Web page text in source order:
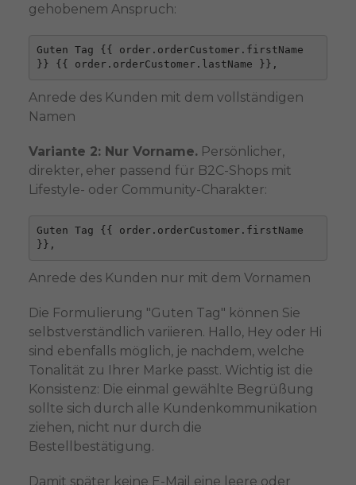
gehobenem Anspruch:
Guten Tag {{ order.orderCustomer.firstName
}} {{ order.orderCustomer.lastName }},
Anrede des Kunden mit dem vollständigen
Namen
Variante 2: Nur Vorname.Persönlicher,
direkter, eher passend für B2C-Shops mit
Lifestyle- oder Community-Charakter:
Guten Tag {{ order.orderCustomer.firstName
}},
Anrede des Kunden nur mit dem Vornamen
Die Formulierung "Guten Tag" können Sie
selbstverständlich variieren. Hallo, Hey oder Hi
sind ebenfalls möglich, je nachdem, welche
Tonalität zu Ihrer Marke passt. Wichtig ist die
Konsistenz: Die einmal gewählte Begrüßung
sollte sich durch alle Kundenkommunikation
ziehen, nicht nur durch die
Bestellbestätigung.
Damit später keine E-Mail eine leere oder